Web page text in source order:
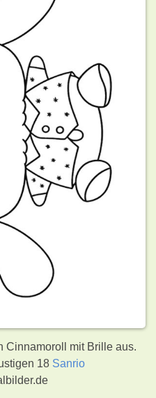
Cinnamoroll mit Brille aus.
18 Sanrio